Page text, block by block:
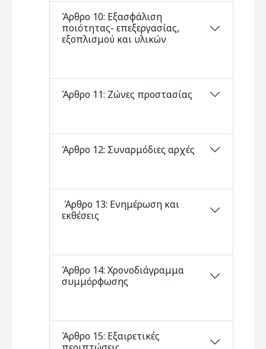
Άρθρο 10: Εξασφάλιση
ποιότητας- επεξεργασίας,
εξοπλισμού και υλικών
Άρθρο 11: Ζώνες προστασίας
Άρθρο 12: Συναρμόδιες αρχές
Άρθρο 13: Ενημέρωση και
εκθέσεις
Άρθρο 14: Χρονοδιάγραμμα
συμμόρφωσης
Άρθρο 15: Εξαιρετικές